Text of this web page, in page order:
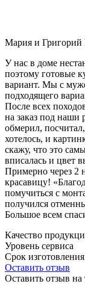
Мария и Григорий
У нас в доме
поэтому готовые
вариант. Мы с
подходящего
После всех
на заказ под наши
обмерил,
хотелось, и
скажу, что это
вписалась и цвет
Примерно через 2
красавицу!
помучиться с
получился
Большое всем
Качество
Уровень сервиса
Срок изготовления
Оставить отзыв
Оставить отзыв на